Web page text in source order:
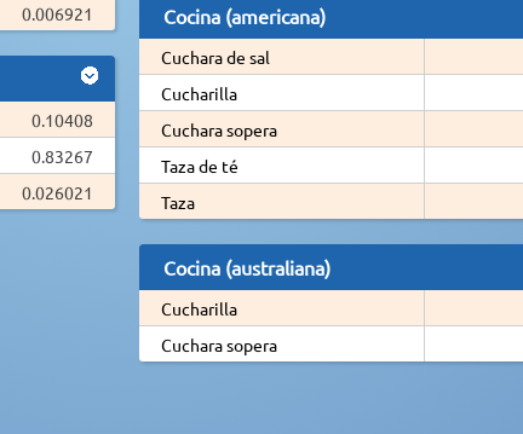
0.006921
0.10408
0.83267
0.026021
Cocina (americana)
Cuchara de sal
Cucharilla
Cuchara sopera
Taza de té
Taza
Cocina (australiana)
Cucharilla
Cuchara sopera